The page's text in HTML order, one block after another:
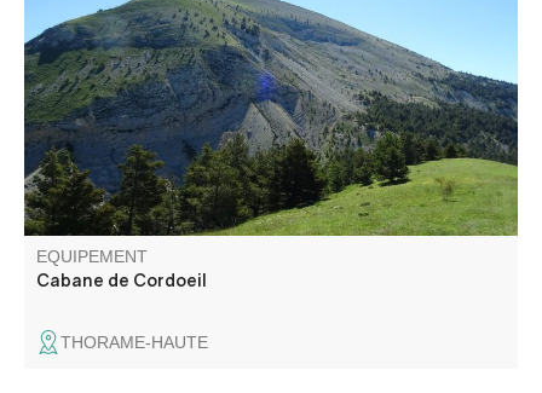
Le départ se situe entre le quartier "Le Coulet" à
Thorame-Haute et le pont Clot. Vous partirez à la
découverte d'un vallon peu fréquenté et découvrirez de
nombreuses plantes aromatiques adaptées au climat
méditerranéen, telles que la sariette et le thym.
EQUIPEMENT
Cabane de Cordoeil
THORAME-HAUTE